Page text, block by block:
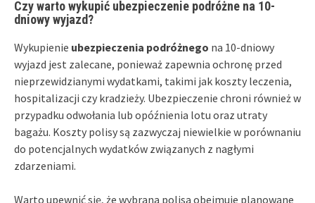
Czy warto wykupić ubezpieczenie podróżne na 10-
dniowy wyjazd?
Wykupienie ubezpieczenia podróżnego na 10-dniowy
wyjazd jest zalecane, ponieważ zapewnia ochronę przed
nieprzewidzianymi wydatkami, takimi jak koszty leczenia,
hospitalizacji czy kradzieży. Ubezpieczenie chroni również w
przypadku odwołania lub opóźnienia lotu oraz utraty
bagażu. Koszty polisy są zazwyczaj niewielkie w porównaniu
do potencjalnych wydatków związanych z nagłymi
zdarzeniami.
Warto upewnić się, że wybrana polisa obejmuje planowane